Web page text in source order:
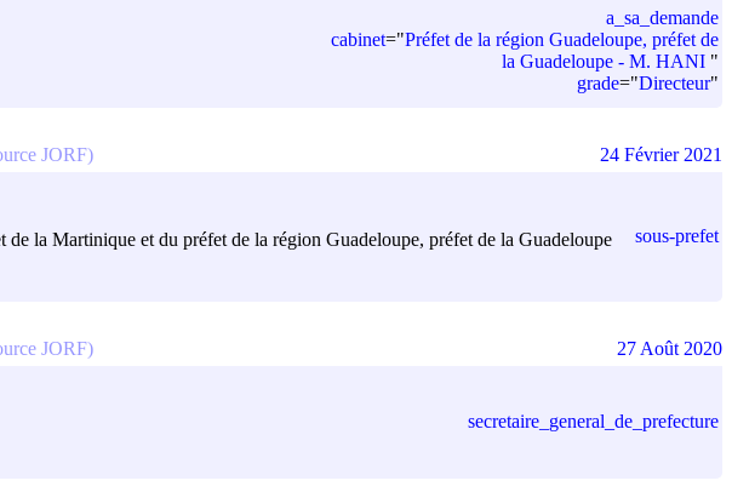
a_sa_demande
cabinet="Préfet de la région Guadeloupe, préfet de
la Guadeloupe - M. HANI "
grade="Directeur"
la Martinique et du préfet de la région Guadeloupe, préfet de la Guadeloupe sous-prefet
JORF) 24 Février 2021
secretaire_general_de_prefecture
JORF) 27 Août 2020